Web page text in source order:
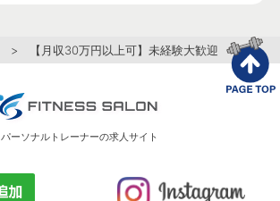
> 【月収30万円以上可】未経験大歓迎☆育成・マ
パーソナルトレーナーの求人サイト